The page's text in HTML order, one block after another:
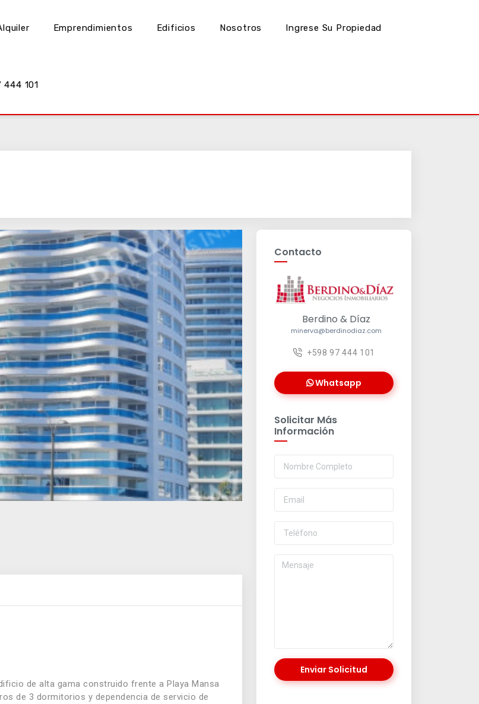
Emprendimientos Edificios Nosotros Ingrese Su Propiedad
101
de alta gama construido frente a Playa Mansa
de 3 dormitorios y dependencia de servicio de
Contacto
Berdino & Díaz
minerva@berdinodiaz.com
+598 97 444 101
Whatsapp
Solicitar Más
Información
Enviar Solicitud